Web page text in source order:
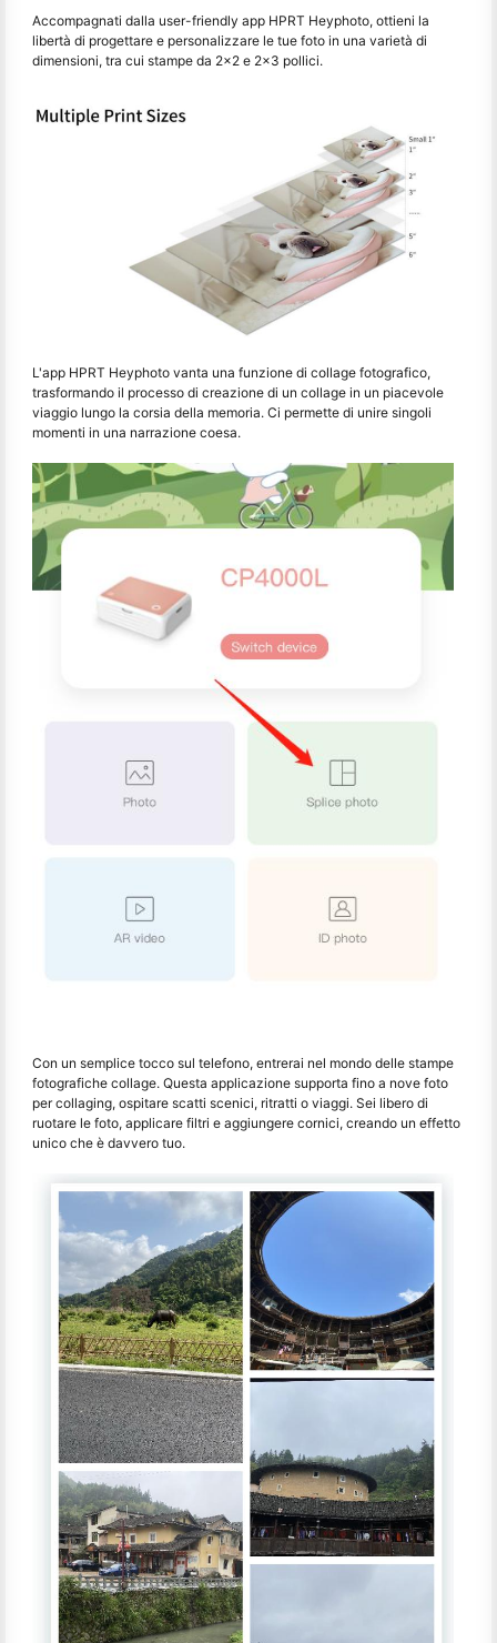
Accompagnati dalla user-friendly app HPRT Heyphoto, ottieni la
libertà di progettare e personalizzare le tue foto in una varietà di
dimensioni, tra cui stampe da 2x2 e 2x3 pollici.
L'app HPRT Heyphoto vanta una funzione di collage fotografico,
trasformando il processo di creazione di un collage in un piacevole
viaggio lungo la corsia della memoria. Ci permette di unire singoli
momenti in una narrazione coesa.
Con un semplice tocco sul telefono, entrerai nel mondo delle stampe
fotografiche collage. Questa applicazione supporta fino a nove foto
per collaging, ospitare scatti scenici, ritratti o viaggi. Sei libero di
ruotare le foto, applicare filtri e aggiungere cornici, creando un effetto
unico che è davvero tuo.